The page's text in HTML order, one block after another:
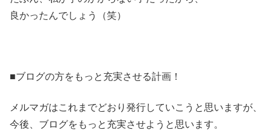
良かったんでしょう（笑）
■ブログの方をもっと充実させる計画！
メルマガはこれまでどおり発行していこうと思いますが、
今後、ブログをもっと充実させようと思います。